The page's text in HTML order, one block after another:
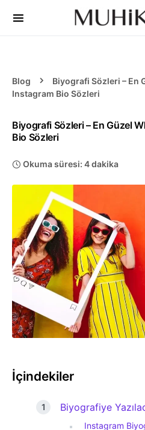
Blog
Biyografi Sözleri – En
Instagram Bio Sözleri
Biyografi Sözleri – En Güzel
Bio Sözleri
Okuma süresi: 4 dakika
İçindekiler
Biyografiye
Instagram